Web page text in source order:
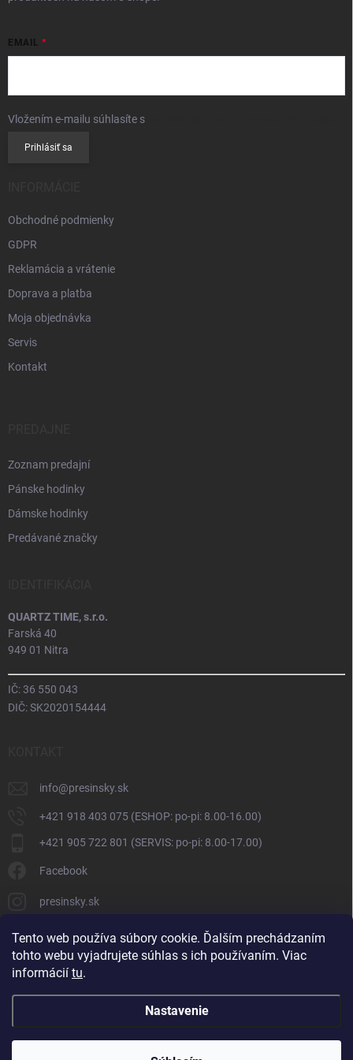
Tento web používa súbory cookie. Ďalším prechádzaním
tohto webu vyjadrujete súhlas s ich používaním. Viac
informácií tu.
Nastavenie
EMAIL
Vložením e-mailu súhlasíte s
Prihlásiť sa
Obchodné podmienky
GDPR
Reklamácia a vrátenie
Doprava a platba
Moja objednávka
Servis
Kontakt
Zoznam predajní
Pánske hodinky
Dámske hodinky
Predávané značky
QUARTZ TIME, s.r.o.
Farská 40
949 01 Nitra
IČ: 36 550 043
DIČ: SK2020154444
info@presinsky.sk
+421 918 403 075 (ESHOP: po-pi: 8.00-16.00)
+421 905 722 801 (SERVIS: po-pi: 8.00-17.00)
Facebook
presinsky.sk
Copyright 2026Presinsky.sk. Všetky práva vyhradené.